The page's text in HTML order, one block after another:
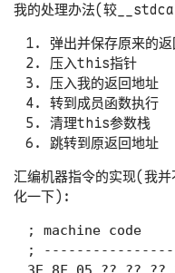
我的处理办法(较
弹出并保存原来的
压入this指针
压入我的返回地址
转到成员函数执行
清理this参数栈
跳转到原返回地址
汇编机器指令的实现(我
化一下):
; machine
;